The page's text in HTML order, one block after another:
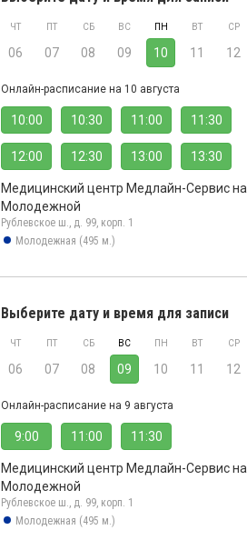
ЧТ
06
ПТ
07
СБ
08
ВС
09
ПН
10
ВТ
11
СР
12
Онлайн-расписание на 10 августа
10:00 10:30 11:00 11:30
12:00 12:30 13:00 13:30
Медицинский центр Медлайн-Сервис на
Молодежной
Рублевское ш., д. 99, корп. 1
Молодежная (495 м.)
Выберите дату и время для записи
ЧТ
06
ПТ
07
СБ
08
ВС
09
ПН
10
ВТ
11
СР
12
Онлайн-расписание на 9 августа
9:00 11:00 11:30
Медицинский центр Медлайн-Сервис на
Молодежной
Рублевское ш., д. 99, корп. 1
Молодежная (495 м.)